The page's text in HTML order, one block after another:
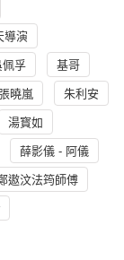
導演
佩孚 基哥
曉嵐 朱利安
湯寳如
薛影儀 - 阿儀
遨汶法筠師傅